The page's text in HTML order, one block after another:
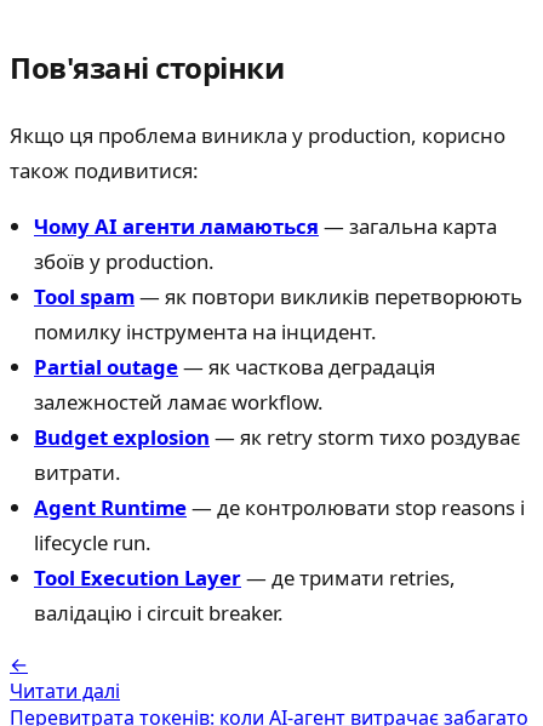
Пов'язані сторінки
Якщо ця проблема виникла у production, корисно
також подивитися:
Чому AI агенти ламаються — загальна карта
збоїв у production.
Tool spam— як повтори викликів перетворюють
помилку інструмента на інцидент.
Partial outage— як часткова деградація
залежностей ламає workflow.
Budget explosion — як retry storm тихо роздуває
витрати.
Agent Runtime— де контролювати stop reasons і
lifecycle run.
Tool Execution Layer— де тримати retries,
валідацію і circuit breaker.
←
Читати далі
Перевитрата токенів: коли AI-агент витрачає забагато